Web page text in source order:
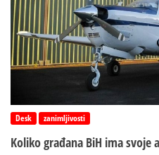
Desk zanimljivosti
Koliko građana BiH ima svoje